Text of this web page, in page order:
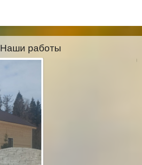
Наши работы